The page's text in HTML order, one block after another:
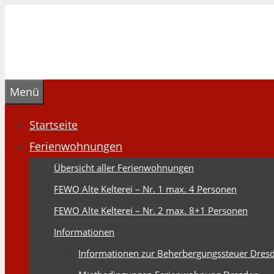
Menü
Startseite
Ferienwohnungen
Übersicht aller Ferienwohnungen
FEWO Alte Kelterei – Nr. 1 max. 4 Personen
FEWO Alte Kelterei – Nr. 2 max. 8+1 Personen
Informationen
Informationen zur Beherbergungssteuer